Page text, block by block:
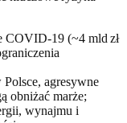
COVID‑19 (~4 mld zł
agresywne
obniżać marże;
wynajmu i